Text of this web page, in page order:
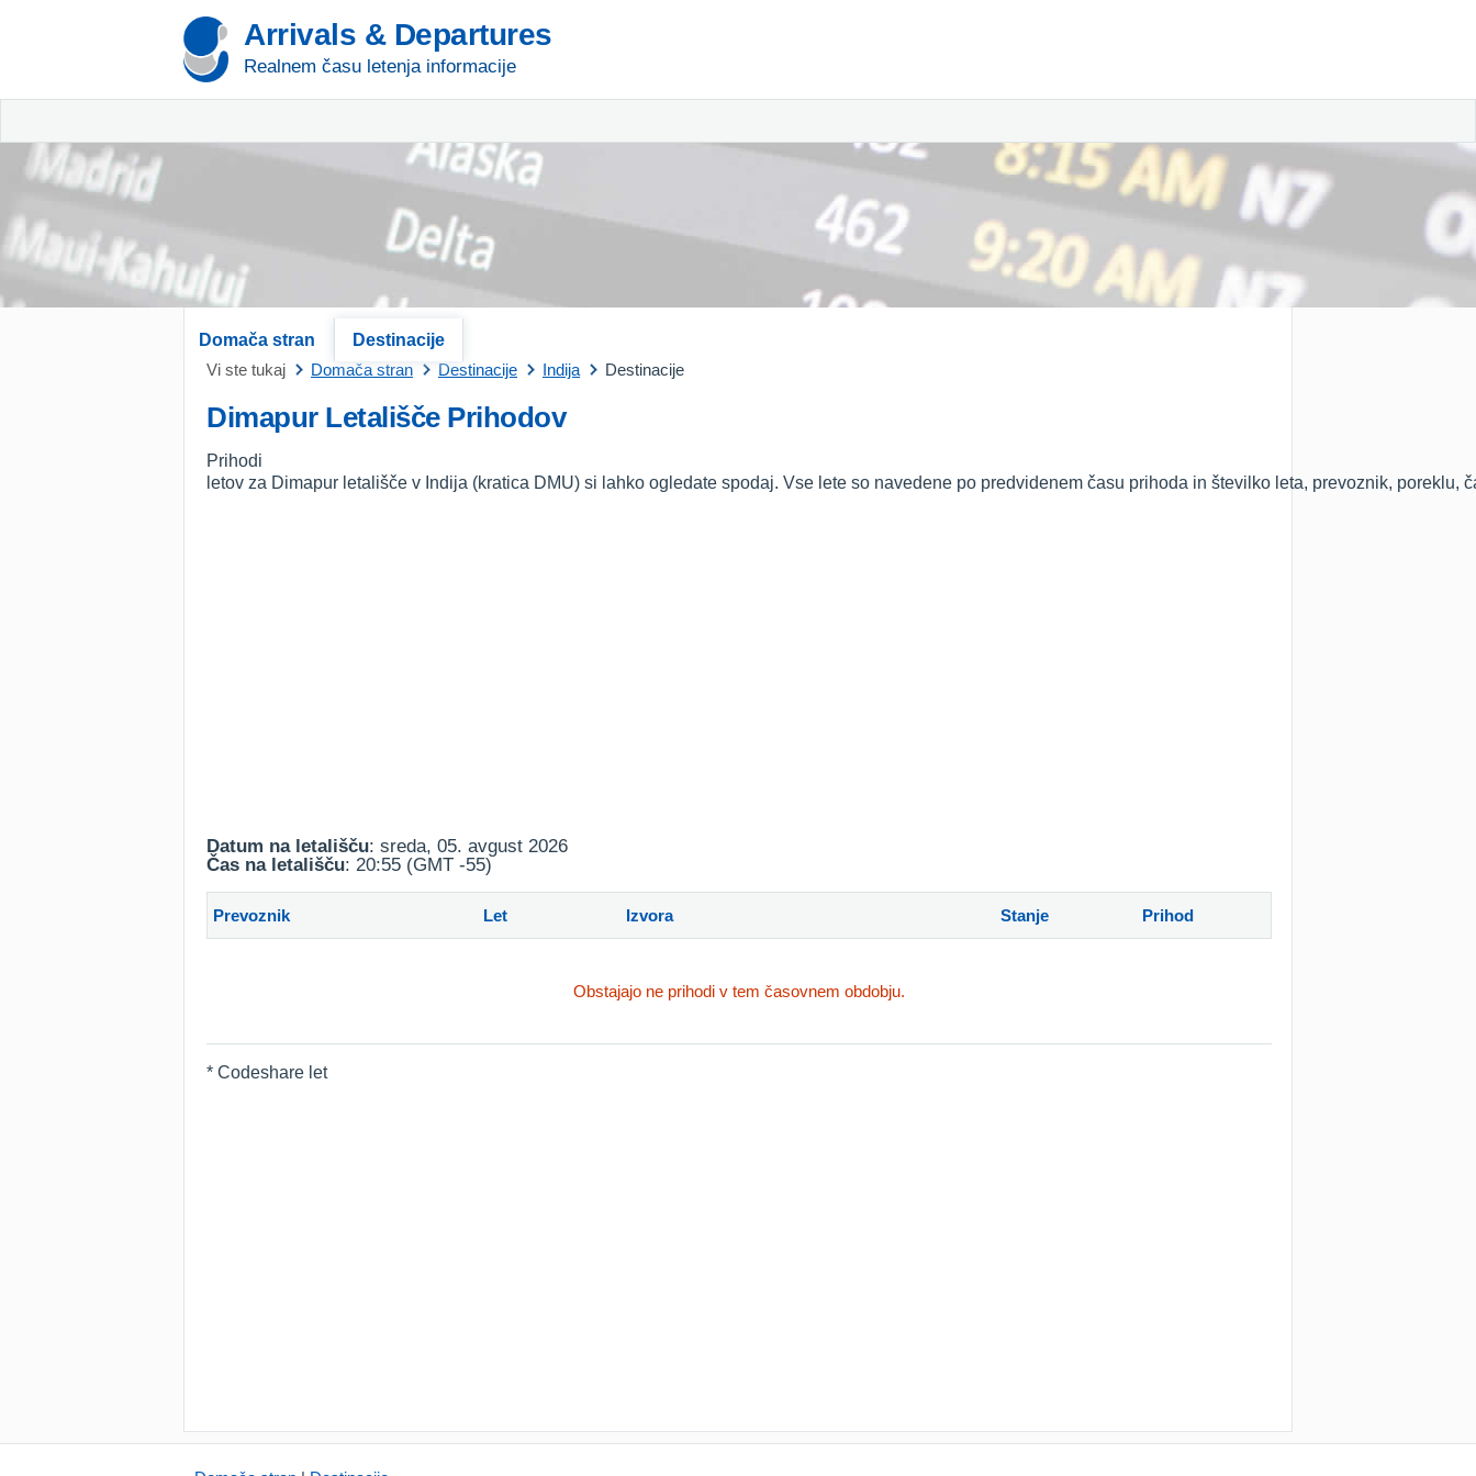
Arrivals & Departures
Realnem času letenja informacije
Domača stran
Destinacije
Vi ste tukaj
Domača stran Destinacije Indija Destinacije
Dimapur Letališče Prihodov
Prihodi
letov za Dimapur letališče v Indija (kratica DMU) si lahko ogledate spodaj. Vse lete so navedene po predvidenem času prihoda in številko leta, prevoznik,
Datum na letališču: sreda, 05. avgust 2026
Čas na letališču: 20:55 (GMT -55)
Prevoznik Let Izvora Stanje Prihod
Obstajajo ne prihodi v tem časovnem obdobju.
* Codeshare let